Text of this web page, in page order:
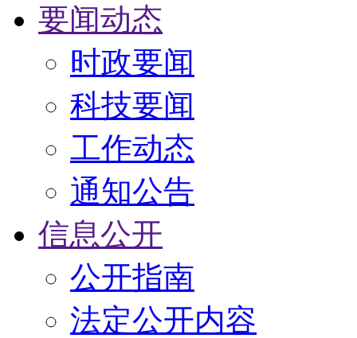
要闻动态
时政要闻
科技要闻
工作动态
通知公告
信息公开
公开指南
法定公开内容